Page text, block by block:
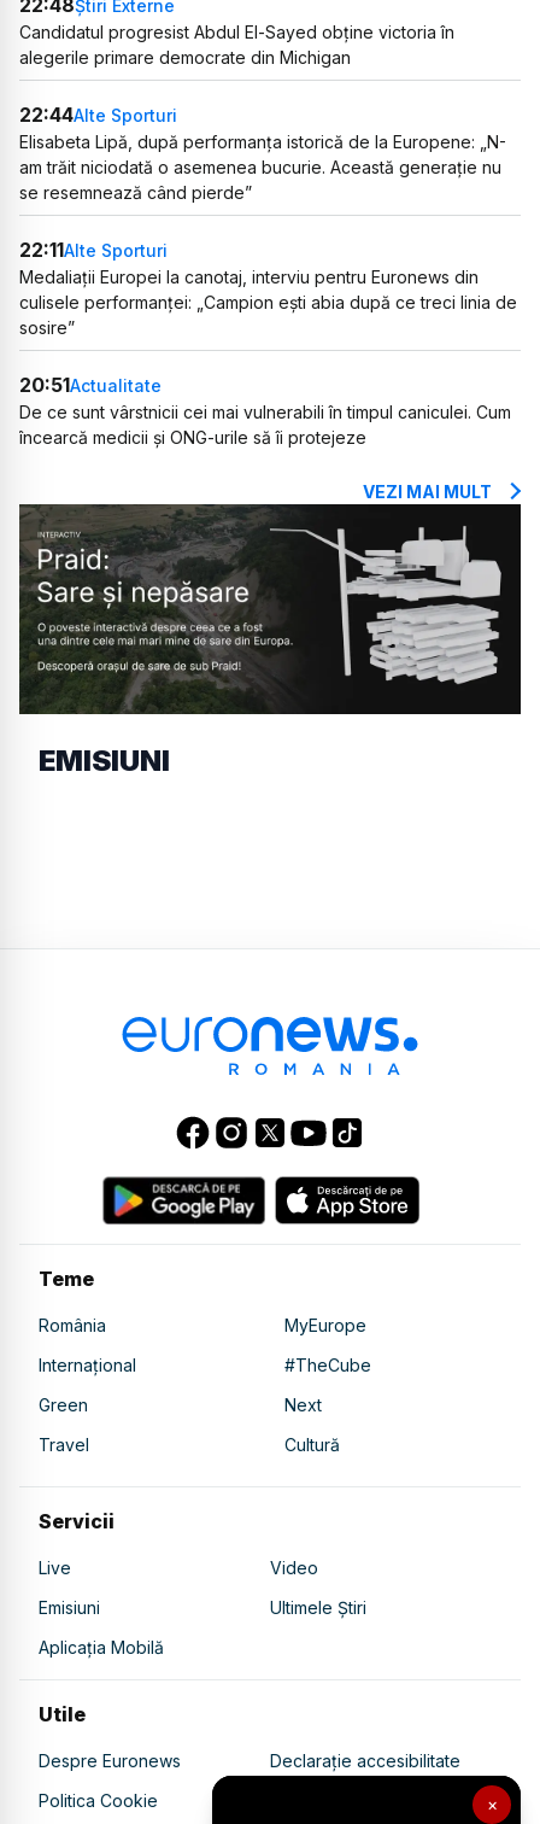
×
22:48Știri Externe
Candidatul progresist Abdul El-Sayed obține victoria în
alegerile primare democrate din Michigan
22:44Alte Sporturi
Elisabeta Lipă, după performanța istorică de la Europene: „N-
am trăit niciodată o asemenea bucurie. Această generație nu
se resemnează când pierde”
22:11Alte Sporturi
Medaliații Europei la canotaj, interviu pentru Euronews din
culisele performanței: „Campion ești abia după ce treci linia de
sosire”
20:51Actualitate
De ce sunt vârstnicii cei mai vulnerabili în timpul caniculei. Cum
încearcă medicii și ONG-urile să îi protejeze
VEZI MAI MULT
EMISIUNI
Teme
România
MyEurope
Internațional
#TheCube
Green
Next
Travel
Cultură
Servicii
Live
Video
Emisiuni
Ultimele Știri
Aplicația Mobilă
Utile
Despre Euronews
Declarație accesibilitate
Politica Cookie
Politica de confidențialitate